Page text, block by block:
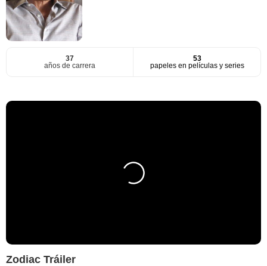
37
años de carrera
53
papeles en películas y series
Zodiac Tráiler